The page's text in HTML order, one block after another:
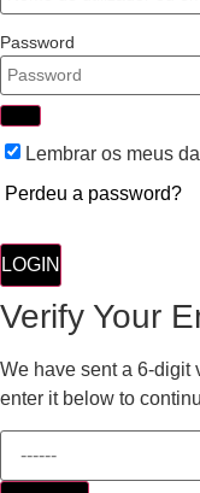
Password
Lembrar os meus
Perdeu a password?
LOGIN
Verify Your
We have sent a 6-digit
enter it below to